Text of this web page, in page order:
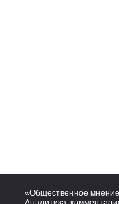
«Общественное